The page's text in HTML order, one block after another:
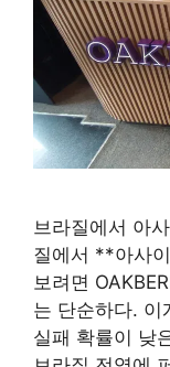
브라질에서 아
질에서 **아사
보려면
는 단순하다. 이
실패 확률이 낮